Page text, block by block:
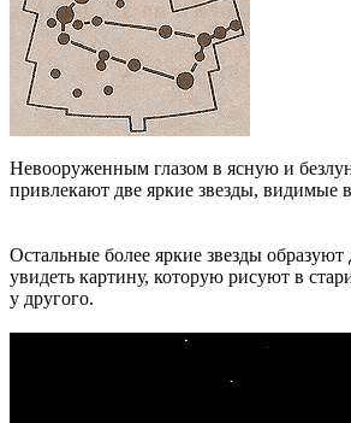
Невооруженным глазом в ясную и
привлекают две яркие звезды, видимые
Остальные более яркие звезды
увидеть картину, которую рисуют в
у другого.